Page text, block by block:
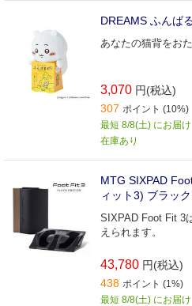
DREAMS ふんば
あなたの猫背をおた
3,070 円(税込)
307 ポイント (10%)
最短 8/8(土) にお届け
在庫あり
MTG SIXPAD
ィット3) ブラッ
SIXPAD Foot Fit 3
えられます。
43,780 円(税込)
438 ポイント (1%)
最短 8/8(土) にお届け